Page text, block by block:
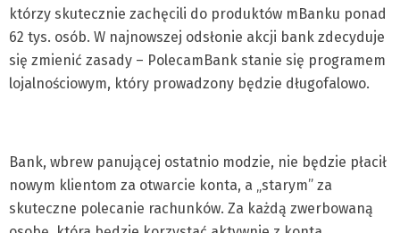
którzy skutecznie zachęcili do produktów mBanku ponad
62 tys. osób. W najnowszej odsłonie akcji bank zdecyduje
się zmienić zasady – PolecamBank stanie się programem
lojalnościowym, który prowadzony będzie długofalowo.
Bank, wbrew panującej ostatnio modzie, nie będzie płacił
nowym klientom za otwarcie konta, a „starym” za
skuteczne polecanie rachunków. Za każdą zwerbowaną